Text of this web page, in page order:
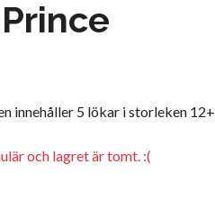
innehåller 5 lökar i storleken 12+
och lagret är tomt. :(